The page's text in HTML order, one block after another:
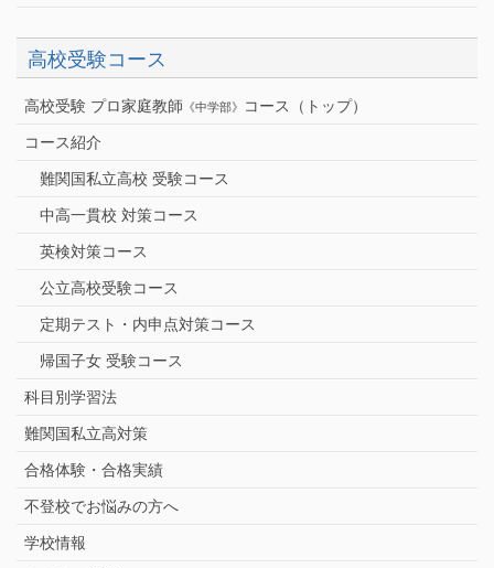
高校受験コース
高校受験 プロ家庭教師 《中学部》 コース（トップ）
コース紹介
難関国私立高校 受験コース
中高一貫校 対策コース
英検対策コース
公立高校受験コース
定期テスト・内申点対策コース
帰国子女 受験コース
科目別学習法
難関国私立高対策
合格体験・合格実績
不登校でお悩みの方へ
学校情報